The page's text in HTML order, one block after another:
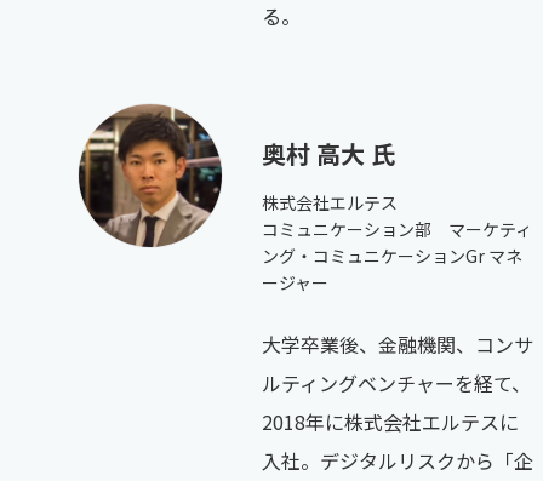
る。
奥村 高大 氏
株式会社エルテス
コミュニケーション部 マーケティ
ング・コミュニケーションGr マネ
ージャー
大学卒業後、金融機関、コンサ
ルティングベンチャーを経て、
2018年に株式会社エルテスに
入社。デジタルリスクから「企